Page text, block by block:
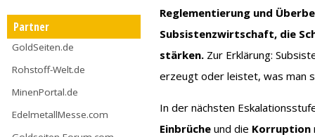
Partner
GoldSeiten.de
Rohstoff-Welt.de
MinenPortal.de
EdelmetallMesse.com
Reglementierung und
Subsistenzwirtschaft, die
stärken. Zur Erklärung:
erzeugt oder leistet, was man
In der nächsten
Einbrüche und die Korruption